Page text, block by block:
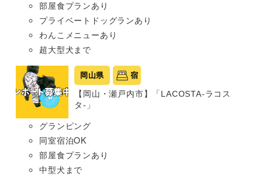
部屋食プランあり
プライベートドッグランあり
わんこメニューあり
超大型犬まで
岡山県 宿
【岡山・瀬戸内市】「LACOSTA-ラコス
タ-」
グランピング
同室宿泊OK
部屋食プランあり
中型犬まで